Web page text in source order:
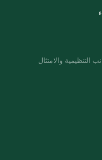
التنظيمية والامتثال